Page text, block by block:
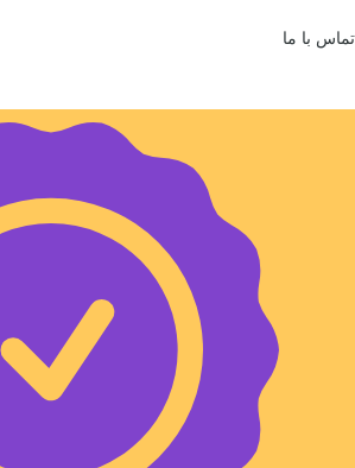
تماس با ما